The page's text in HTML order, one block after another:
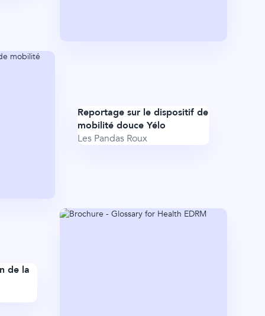
Reportage sur le dispositif de
mobilité douce Yélo
Les Pandas Roux
de la